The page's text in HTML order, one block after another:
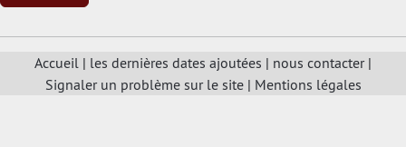
Accueil | les dernières dates ajoutées | nous contacter|
Signaler un problème sur le site| Mentions légales